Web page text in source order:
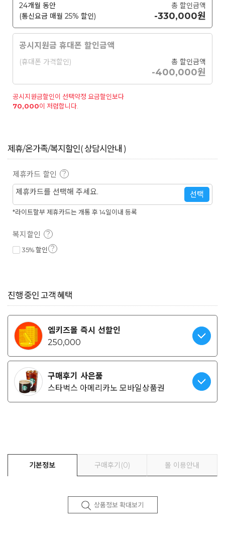
24개월 동안
(통신요금 매월 25% 할인)
총 할인금액
-330,000원
공시지원금 휴대폰 할인금액
(휴대폰 가격할인) 총 할인금액
-400,000원
공시지원금할인이 선택약정 요금할인보다
70,000이 저렴합니다.
제휴/온가족/복지할인( 상담시안내 )
제휴카드 할인 ?
제휴카드를 선택해 주세요. 선택
*라이트할부 제휴카드는 개통 후 14일이내 등록
복지할인 ?
35% 할인 ?
진행 중인 고객 혜택
엠키즈몰 즉시 선할인
250,000
구매후기 사은품
스타벅스 아메리카노 모바일상품권
기본정보 구매후기(0) 몰 이용안내
상품정보 확대보기